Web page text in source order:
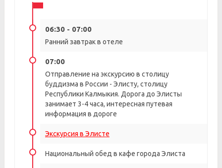
06:30 - 07:00
Ранний завтрак в отеле
07:00
Отправление на экскурсию в столицу
буддизма в России - Элисту, столицу
Республики Калмыкия. Дорога до Элисты
занимает 3-4 часа, интересная путевая
информация в дороге
Экскурсия в Элисте
Национальный обед в кафе города Элиста